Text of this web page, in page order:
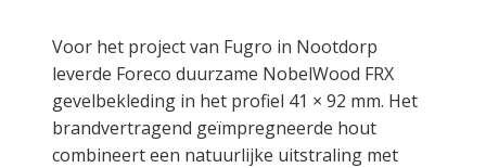
Voor het project van Fugro in Nootdorp
leverde Foreco duurzame NobelWood FRX
gevelbekleding in het profiel 41 × 92 mm. Het
brandvertragend geïmpregneerde hout
combineert een natuurlijke uitstraling met